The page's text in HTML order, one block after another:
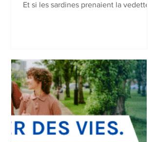
Et si les sardines prenaient la vedette ?
permettent de composer un menu festif
et équilibré, alliant créativité et plaisir
gourmand.